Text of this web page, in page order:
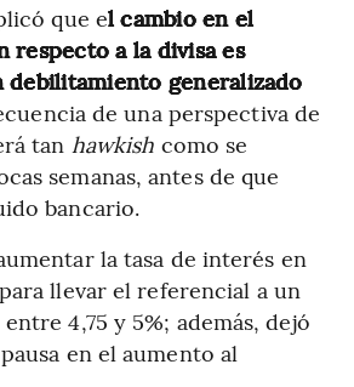
que el cambio en el
respecto a la divisa es
debilitamiento generalizado
de una perspectiva de
tan hawkish como se
semanas, antes de que
bancario.
la tasa de interés en
llevar el referencial a un
4,75 y 5%; además, dejó
en el aumento al